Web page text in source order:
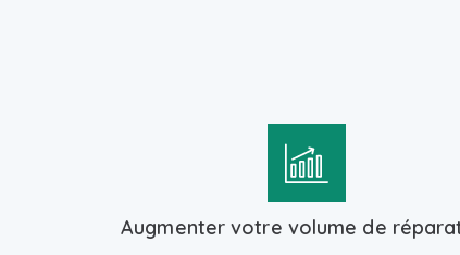
Augmenter votre volume de